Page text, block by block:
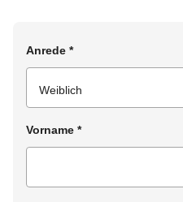
Anrede *
Vorname *